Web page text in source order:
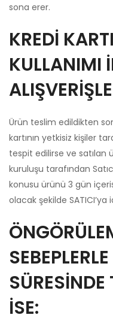
sona erer.
KREDİ
KULLANIMI
Ürün teslim edildikten
kartının yetkisiz kişiler
tespit edilirse ve satılan
kuruluşu tarafından
konusu ürünü 3 gün
olacak şekilde
SÜRESİNDE
İSE: